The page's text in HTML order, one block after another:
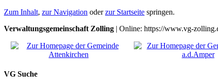
Zum Inhalt, zur Navigation oderzur Startseite springen.
Verwaltungsgemeinschaft Zolling | Online: https://www.vg-
VG Suche